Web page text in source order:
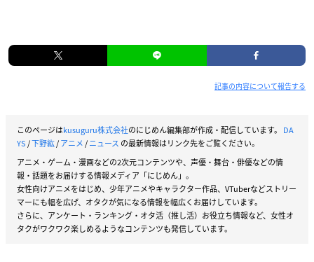
記事の内容について報告する
このページはkusuguru株式会社のにじめん編集部が作成・配信しています。 DA
YS/下野紘/アニメ/ニュース の最新情報はリンク先をご覧ください。
アニメ・ゲーム・漫画などの2次元コンテンツや、声優・舞台・俳優などの情
報・話題をお届けする情報メディア「にじめん」。
女性向けアニメをはじめ、少年アニメやキャラクター作品、VTuberなどストリー
マーにも幅を広げ、オタクが気になる情報を幅広くお届けしています。
さらに、アンケート・ランキング・オタ活（推し活）お役立ち情報など、女性オ
タクがワクワク楽しめるようなコンテンツも発信しています。